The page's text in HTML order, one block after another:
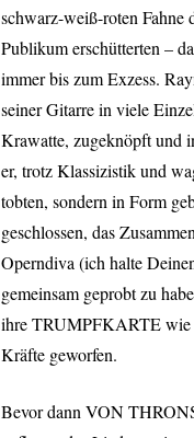
schwarz-weiß-roten Fahne
Publikum erschütterten –
immer bis zum Exzess.
seiner Gitarre in viele
Krawatte, zugeknöpft und
er, trotz Klassizistik und
tobten, sondern in Form
geschlossen, das
Operndiva (ich halte
gemeinsam geprobt zu
ihreTRUMPFKARTEwie
Kräfte geworfen.
Bevor dann VON